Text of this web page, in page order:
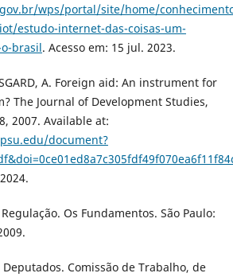
wps/portal/site/home/
estudo-internet-das-coisas-um-
brasil. Acesso em: 15 jul. 2023.
A. Foreign aid: An instrument for
The Journal of Development Studies,
2007. Available at:
document?
Regulação. Os Fundamentos. São Paulo:
Deputados. Comissão de Trabalho, de